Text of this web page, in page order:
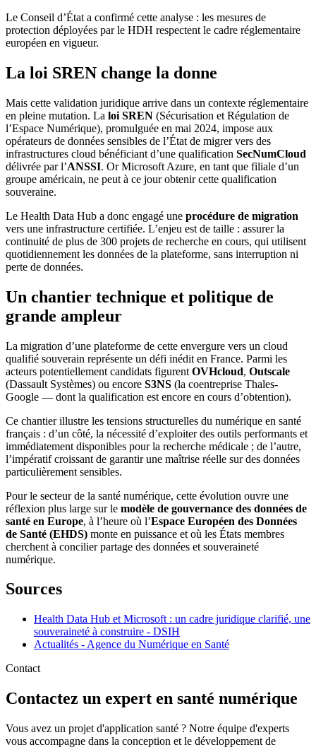
Le Conseil d’État a confirmé cette analyse : les mesures de
protection déployées par le HDH respectent le cadre réglementaire
européen en vigueur.
La loi SREN change la donne
Mais cette validation juridique arrive dans un contexte réglementaire
en pleine mutation. La loi SREN (Sécurisation et Régulation de
l’Espace Numérique), promulguée en mai 2024, impose aux
opérateurs de données sensibles de l’État de migrer vers des
infrastructures cloud bénéficiant d’une qualification SecNumCloud
délivrée par l’ANSSI. Or Microsoft Azure, en tant que filiale d’un
groupe américain, ne peut à ce jour obtenir cette qualification
souveraine.
Le Health Data Hub a donc engagé une procédure de migration
vers une infrastructure certifiée. L’enjeu est de taille : assurer la
continuité de plus de 300 projets de recherche en cours, qui utilisent
quotidiennement les données de la plateforme, sans interruption ni
perte de données.
Un chantier technique et politique de
grande ampleur
La migration d’une plateforme de cette envergure vers un cloud
qualifié souverain représente un défi inédit en France. Parmi les
acteurs potentiellement candidats figurent OVHcloud, Outscale
(Dassault Systèmes) ou encore S3NS (la coentreprise Thales-
Google — dont la qualification est encore en cours d’obtention).
Ce chantier illustre les tensions structurelles du numérique en santé
français : d’un côté, la nécessité d’exploiter des outils performants et
immédiatement disponibles pour la recherche médicale ; de l’autre,
l’impératif croissant de garantir une maîtrise réelle sur des données
particulièrement sensibles.
Pour le secteur de la santé numérique, cette évolution ouvre une
réflexion plus large sur le modèle de gouvernance des données de
santé en Europe, à l’heure où l’Espace Européen des Données
de Santé (EHDS) monte en puissance et où les États membres
cherchent à concilier partage des données et souveraineté
numérique.
Sources
Health Data Hub et Microsoft : un cadre juridique clarifié, une
souveraineté à construire - DSIH
Actualités - Agence du Numérique en Santé
Contact
Contactez un expert en santé numérique
Vous avez un projet d'application santé ? Notre équipe d'experts
vous accompagne dans la conception et le développement de